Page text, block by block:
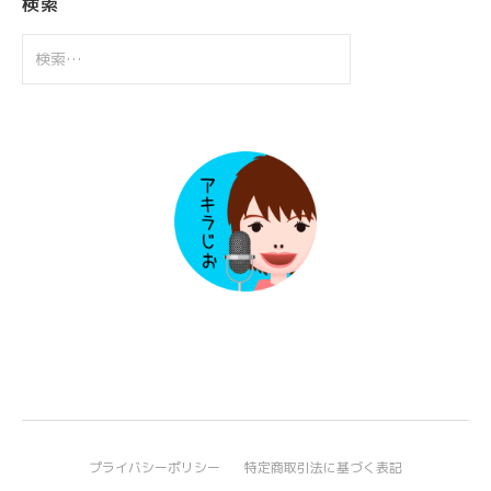
索:
プライバシーポリシー 特定商取引法に基づく表記